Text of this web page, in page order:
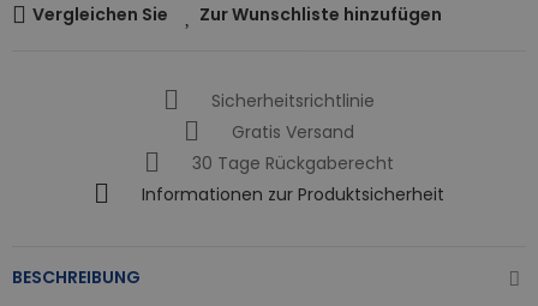
Vergleichen Sie Zur Wunschliste hinzufügen
Sicherheitsrichtlinie
Gratis Versand
30 Tage Rückgaberecht
Informationen zur Produktsicherheit
BESCHREIBUNG